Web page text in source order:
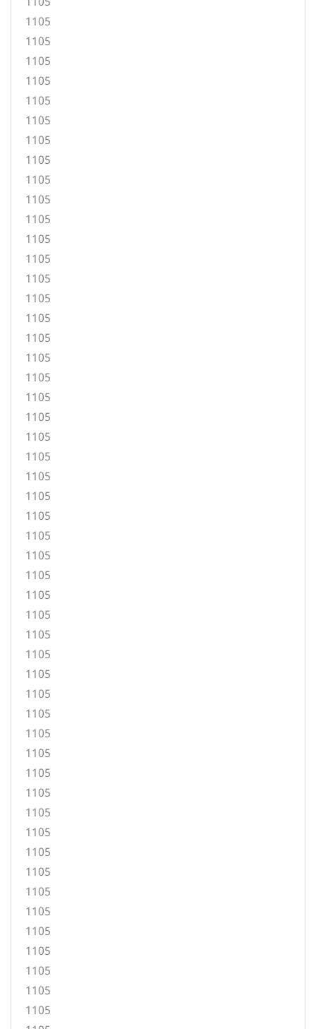
1105
1105
1105
1105
1105
1105
1105
1105
1105
1105
1105
1105
1105
1105
1105
1105
1105
1105
1105
1105
1105
1105
1105
1105
1105
1105
1105
1105
1105
1105
1105
1105
1105
1105
1105
1105
1105
1105
1105
1105
1105
1105
1105
1105
1105
1105
1105
1105
1105
1105
1105